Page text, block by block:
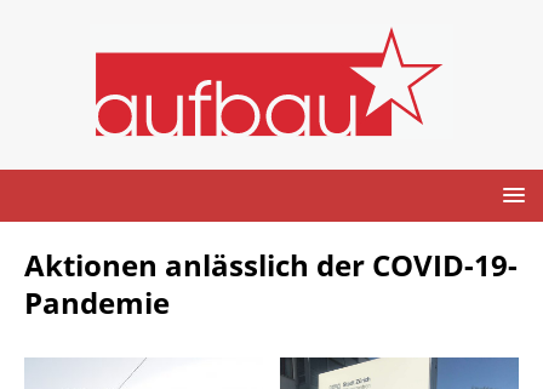
Aktionen anlässlich der COVID-19-
Pandemie